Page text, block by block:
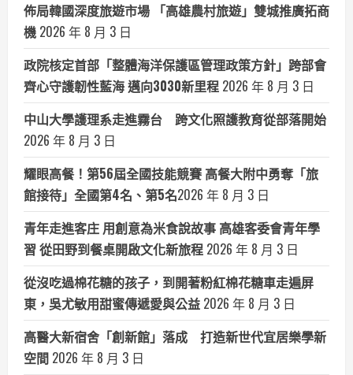
佈局韓國深度旅遊市場 「高雄農村旅遊」雙城推廣拓商
機 2026 年 8 月 3 日
政院核定首部「整體海洋保護區管理政策方針」跨部會
齊心守護韌性藍海 邁向3030新里程 2026 年 8 月 3 日
中山大學護理系走進霧台 跨文化照護教育從部落開始
2026 年 8 月 3 日
耀眼高餐！第56屆全國技能競賽 高餐大附中勇奪「旅
館接待」全國第4名、第5名​2026 年 8 月 3 日
青年走進客庄 用創意為米食說故事 高雄客委會青年學
習 從田野到餐桌開啟文化新旅程 2026 年 8 月 3 日
從沒吃過棉花糖的孩子，到開著粉紅棉花糖車走遍屏
東，吳尤敏用甜蜜傳遞愛與公益 2026 年 8 月 3 日
高醫大新宿舍「創新館」落成 打造新世代宜居樂學新
空間 2026 年 8 月 3 日